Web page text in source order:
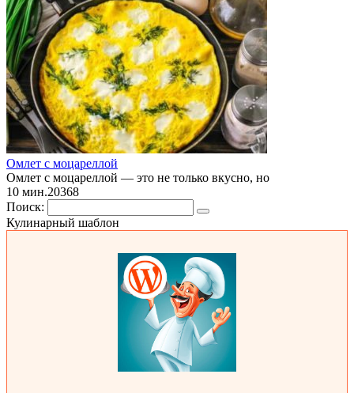
Омлет с моцареллой
Омлет с моцареллой — это не только вкусно, но
10 мин.20368
Поиск:
Кулинарный шаблон